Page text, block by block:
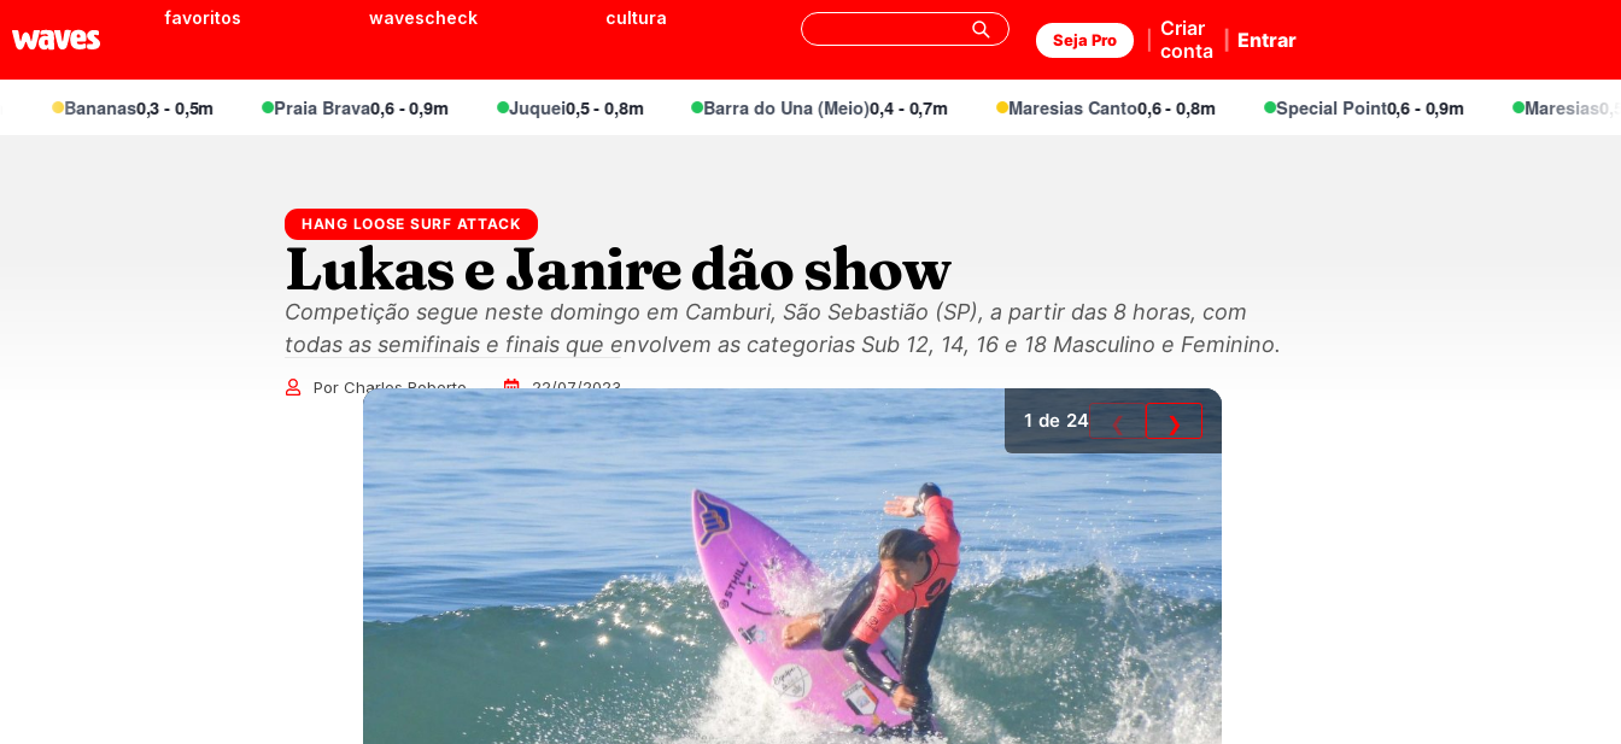
favoritos wavescheck cultura
Seja Pro
Criar
conta
Entrar
Bananas0,3 - 0,5m Praia Brava0,6 - 0,9m Juquei0,5 - 0,8m Barra do Una (Meio)0,4 - 0,7m Maresias Canto0,6 - 0,8m Special Point 0,6 - 0,9m Maresias0,5 -
HANG LOOSE SURF ATTACK
Lukas e Janire dão show
Competição segue neste domingo em Camburi, São Sebastião (SP), a partir das 8 horas, com
todas as semifinais e finais que envolvem as categorias Sub 12, 14, 16 e 18 Masculino e Feminino.
Por Charles Roberto 22/07/2023
1 de 24 ❮ ❯